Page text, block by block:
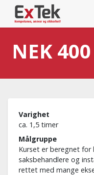
NEK
Varighet
ca. 1,5 timer
Målgruppe
Kurset er beregnet
saksbehandlere og
rettet med mange